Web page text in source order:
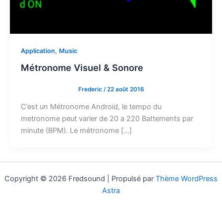
Application, Music
Métronome Visuel & Sonore
Frederic /22 août 2016
C’est un Métronome Android, le tempo du
metronome peut varier de 20 a 220 Battements par
minute (BPM). Le métronome […]
Copyright © 2026 Fredsound | Propulsé par Thème WordPress
Astra